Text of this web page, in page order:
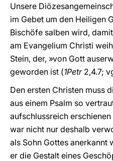
Unsere
im Gebet um den Heiligen
Bischöfe salben wird,
am Evangelium Christi
Stein, der, »von Gott
geworden ist (1Petr2,4.7;
Den ersten Christen muss
aus einem Psalm so
aufschlussreich
war nicht nur deshalb
als Sohn Gottes anerkannt
er die Gestalt eines